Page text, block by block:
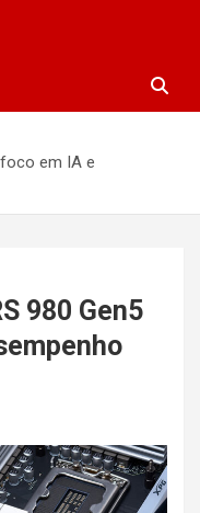
foco em IA e
980 Gen5